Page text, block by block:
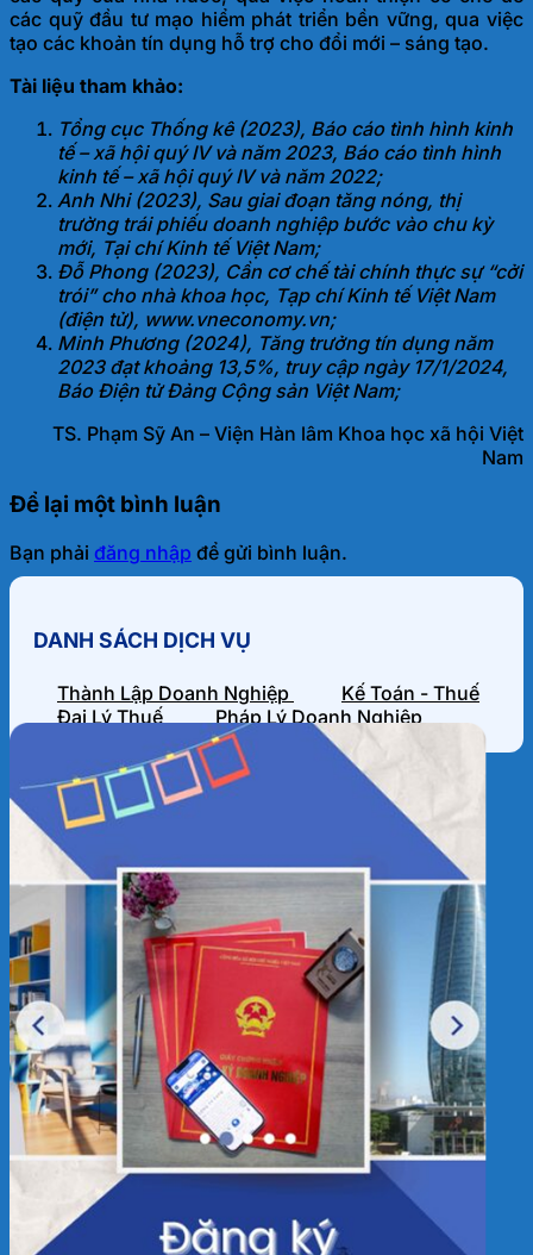
các quỹ đầu tư mạo hiểm phát triển bền vững, qua việc
tạo các khoản tín dụng hỗ trợ cho đổi mới – sáng tạo.
Tài liệu tham khảo:
Tổng cục Thống kê (2023), Báo cáo tình hình kinh
tế – xã hội quý IV và năm 2023, Báo cáo tình hình
kinh tế – xã hội quý IV vànăm 2022;
Anh Nhi (2023), Sau giai đoạn tăng nóng, thị
trường trái phiếu doanh nghiệp bước vào chu kỳ
mới, Tại chí Kinh tếViệt Nam;
Đỗ Phong (2023), Cần cơ chế tài chính thực sự “cởi
trói” cho nhà khoa học, Tạp chí Kinh tế Việt Nam
(điện tử), www.vneconomy.vn;
Minh Phương (2024), Tăng trưởng tín dụng năm
2023 đạt khoảng 13,5%, truy cập ngày 17/1/2024,
Báo Điện tử Đảng Cộng sản Việt Nam;
TS. Phạm Sỹ An – Viện Hàn lâm Khoa học xã hội Việt
Nam
Để lại một bình luận
Bạn phải đăng nhập để gửi bình luận.
DANH SÁCH DỊCH VỤ
Thành Lập Doanh Nghiệp
Kế Toán - Thuế
Đại Lý Thuế
Pháp Lý Doanh Nghiệp
HỒ SƠ NĂNG LỰC